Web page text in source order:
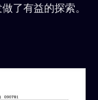
了有益的探索。